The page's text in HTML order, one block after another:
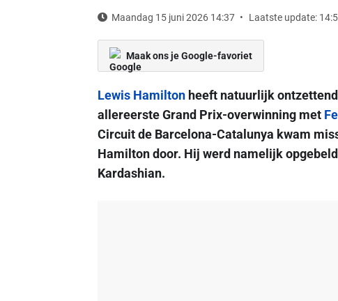
Maandag 15 juni 2026 14:37 Laatste update:
Maak ons je Google-favoriet
Lewis Hamiltonheeft natuurlijk
allereerste Grand Prix-overwinning met
Circuit de Barcelona-Catalunya kwam
Hamilton door. Hij werd namelijk
Kardashian.